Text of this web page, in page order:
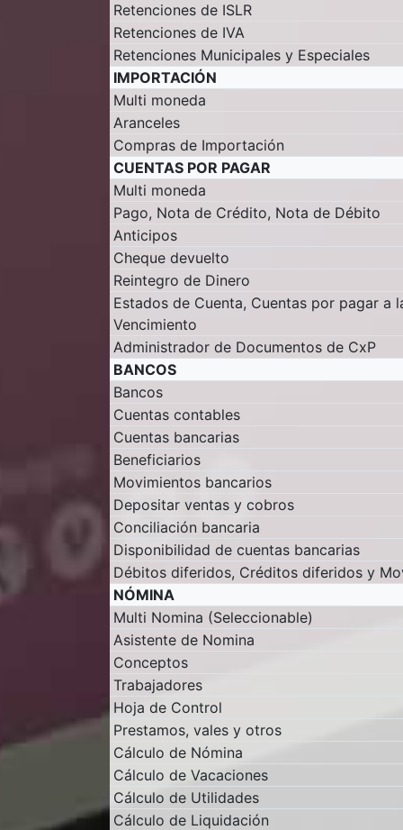
Retenciones de ISLR
Retenciones de IVA
Retenciones Municipales y Especiales
IMPORTACIÓN
Multi moneda
Aranceles
Compras de Importación
CUENTAS POR PAGAR
Multi moneda
Pago, Nota de Crédito, Nota de Débito
Anticipos
Cheque devuelto
Reintegro de Dinero
Estados de Cuenta, Cuentas por pagar a
Vencimiento
Administrador de Documentos de CxP
BANCOS
Bancos
Cuentas contables
Cuentas bancarias
Beneficiarios
Movimientos bancarios
Depositar ventas y cobros
Conciliación bancaria
Disponibilidad de cuentas bancarias
Débitos diferidos, Créditos diferidos y
NÓMINA
Multi Nomina (Seleccionable)
Asistente de Nomina
Conceptos
Trabajadores
Hoja de Control
Prestamos, vales y otros
Cálculo de Nómina
Cálculo de Vacaciones
Cálculo de Utilidades
Cálculo de Liquidación